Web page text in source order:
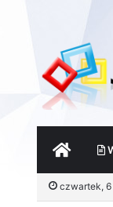
START
czwartek,